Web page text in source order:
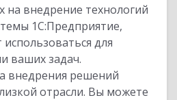
на внедрение технологий
1С:Предприятие,
для
ваших задач.
внедрения решений
отрасли. Вы можете